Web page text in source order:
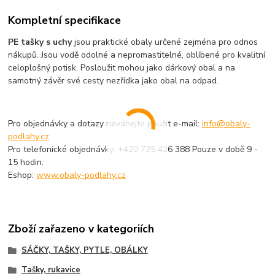
Kompletní specifikace
PE tašky s uchyjsou praktické obaly určené zejména pro odnos
nákupů. Jsou vodě odolné a nepromastitelné, oblíbené pro kvalitní
celoplošný potisk. Posloužit mohou jako dárkový obal a na
samotný závěr své cesty nezřídka jako obal na odpad.
Pro objednávky a dotazy neváhejte použít e-mail:info@obaly-
podlahy.cz
Pro telefonické objednávky: +420 725 426 388 Pouze v době 9 -
15 hodin.
Eshop:www.obaly-podlahy.cz
Zboží zařazeno v kategoriích
SÁČKY, TAŠKY, PYTLE, OBÁLKY
Tašky, rukavice